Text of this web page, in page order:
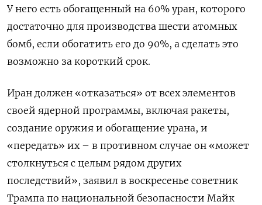
У него есть обогащенный на 60% уран, которого
достаточно для производства шести атомных
бомб, если обогатить его до 90%, а сделать это
возможно за короткий срок.
Иран должен «отказаться» от всех элементов
своей ядерной программы, включая ракеты,
создание оружия и обогащение урана, и
«передать» их – в противном случае он «может
столкнуться с целым рядом других
последствий», заявил в воскресенье советник
Трампа по национальной безопасности Майк